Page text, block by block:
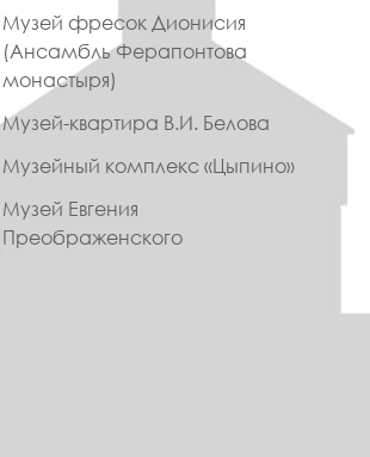
Музей фресок Дионисия
(Ансамбль Ферапонтова
монастыря)
Музей-квартира В.И. Белова
Музейный комплекс «Цыпино»
Музей Евгения
Преображенского